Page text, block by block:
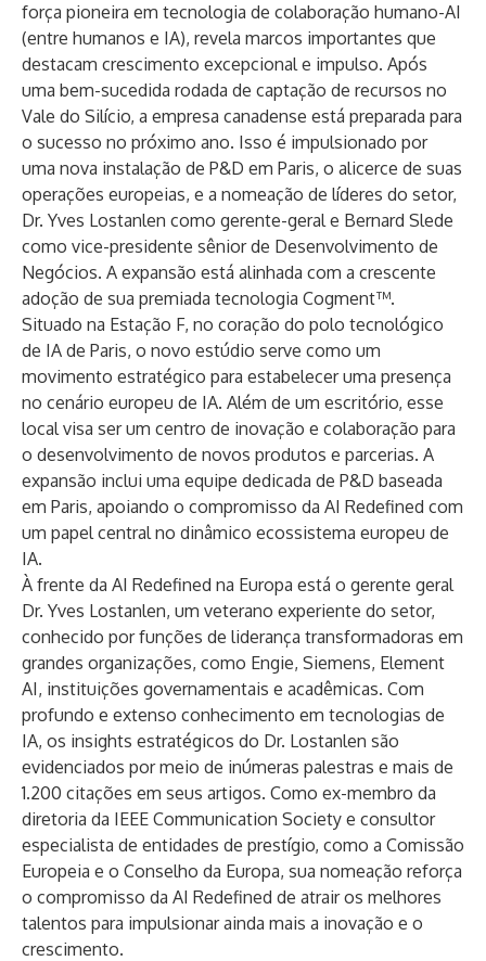
força pioneira em tecnologia de colaboração humano-AI
(entre humanos e IA), revela marcos importantes que
destacam crescimento excepcional e impulso. Após
uma bem-sucedida rodada de captação de recursos no
Vale do Silício, a empresa canadense está preparada para
o sucesso no próximo ano. Isso é impulsionado por
uma nova instalação de P&D em Paris, o alicerce de suas
operações europeias, e a nomeação de líderes do setor,
Dr. Yves Lostanlen como gerente-geral e Bernard Slede
como vice-presidente sênior de Desenvolvimento de
Negócios. A expansão está alinhada com a crescente
adoção de sua premiada tecnologia Cogment™.
Situado na Estação F, no coração do polo tecnológico
de IA de Paris, o novo estúdio serve como um
movimento estratégico para estabelecer uma presença
no cenário europeu de IA. Além de um escritório, esse
local visa ser um centro de inovação e colaboração para
o desenvolvimento de novos produtos e parcerias. A
expansão inclui uma equipe dedicada de P&D baseada
em Paris, apoiando o compromisso da AI Redefined com
um papel central no dinâmico ecossistema europeu de
IA.
À frente da AI Redefined na Europa está o gerente geral
Dr. Yves Lostanlen, um veterano experiente do setor,
conhecido por funções de liderança transformadoras em
grandes organizações, como Engie, Siemens, Element
AI, instituições governamentais e acadêmicas. Com
profundo e extenso conhecimento em tecnologias de
IA, os insights estratégicos do Dr. Lostanlen são
evidenciados por meio de inúmeras palestras e mais de
1.200 citações em seus artigos. Como ex-membro da
diretoria da IEEE Communication Society e consultor
especialista de entidades de prestígio, como a Comissão
Europeia e o Conselho da Europa, sua nomeação reforça
o compromisso da AI Redefined de atrair os melhores
talentos para impulsionar ainda mais a inovação e o
crescimento.